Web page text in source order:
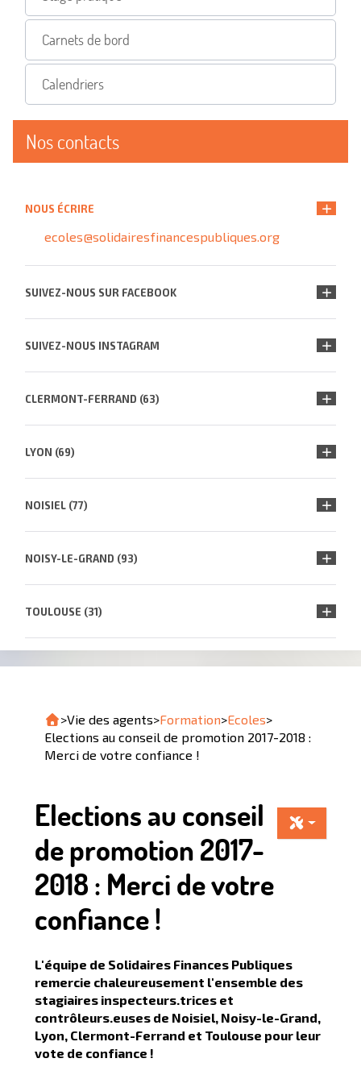
Carnets de bord
Calendriers
Nos contacts
NOUS ÉCRIRE
ecoles@solidairesfinancespubliques.org
SUIVEZ-NOUS SUR FACEBOOK
SUIVEZ-NOUS INSTAGRAM
CLERMONT-FERRAND (63)
LYON (69)
NOISIEL (77)
NOISY-LE-GRAND (93)
TOULOUSE (31)
>Vie des agents>Formation>Ecoles>
Elections au conseil de promotion 2017-2018 :
Merci de votre confiance !
Elections au conseil
de promotion 2017-
2018 : Merci de votre
confiance !
L'équipe de Solidaires Finances Publiques
remercie chaleureusement l'ensemble des
stagiaires inspecteurs.trices et
contrôleurs.euses de Noisiel, Noisy-le-Grand,
Lyon, Clermont-Ferrand et Toulouse pour leur
vote de confiance !